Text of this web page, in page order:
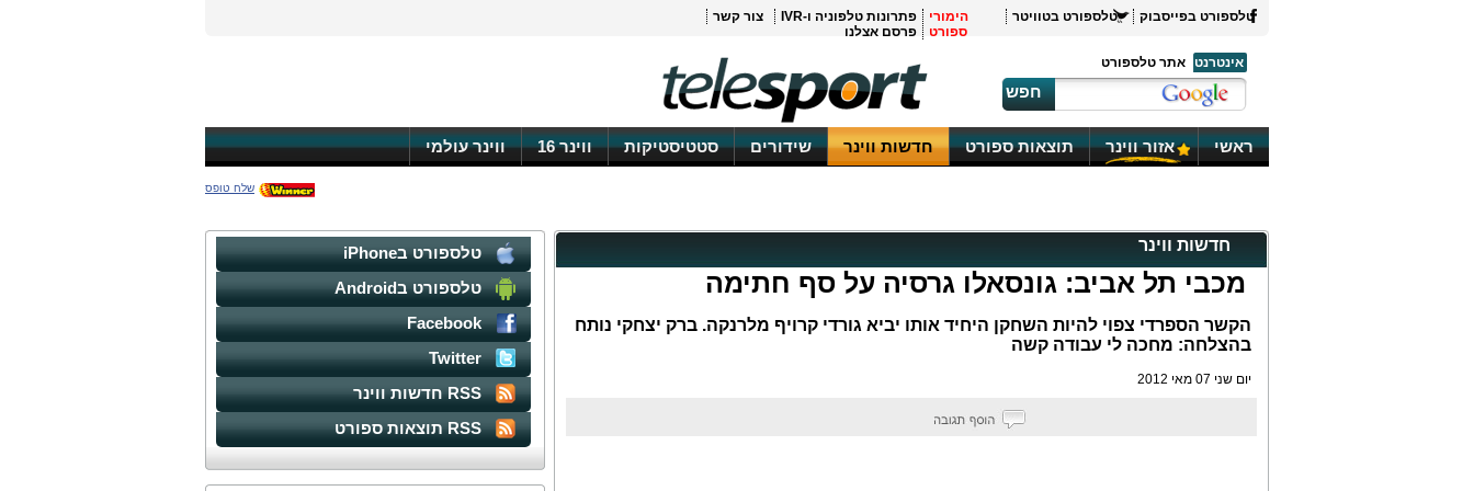
טלספורט בפייסבוק טלספורט בטוויטר
הימורי
ספורט
פתרונות טלפוניה ו-IVR
צור קשר
פרסם אצלנו
אינטרנט
אתר טלספורט
חפש
ראשי אזור ווינר תוצאות ספורט חדשות ווינר שידורים סטטיסטיקות ווינר 16 ווינר עולמי
שלח טופס
חדשות ווינר
מכבי תל אביב: גונסאלו גרסיה על סף חתימה
הקשר הספרדי צפוי להיות השחקן היחיד אותו יביא גורדי קרויף מלרנקה. ברק יצחקי נותח
בהצלחה: מחכה לי עבודה קשה
יום שני 07 מאי 2012
טלספורט בiPhone
טלספורט בAndroid
Facebook
Twitter
RSS חדשות ווינר
RSS תוצאות ספורט